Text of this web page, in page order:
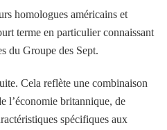
homologues américains et
terme en particulier connaissant
du Groupe des Sept.
Cela reflète une combinaison
l’économie britannique, de
spécifiques aux